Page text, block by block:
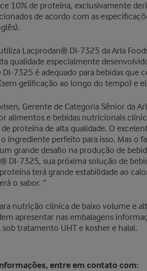
10% de proteína, exclusivamente
de acordo com as
Lacprodan® DI-7325 da Arla
qualidade especialmente
7325 é adequado para bebidas que
gelificação ao longo do tempo) e
Gerente de Categoria Sênior da
alimentos e bebidas nutricionais
de proteína de alta qualidade. O
ingrediente perfeito para isso. Mas o
grande desafio na produção de
DI-7325, sua próxima solução de
terá grande estabilidade ao
o sabor. ”
nutrição clínica de baixo volume e
apresentar nas embalagens
sob tratamento UHT e kosher e halal.
entre em contato com: